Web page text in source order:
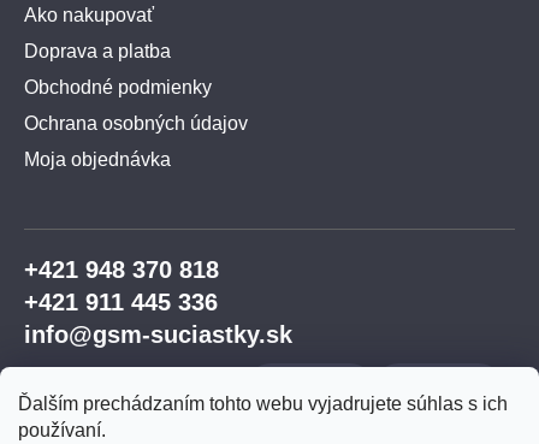
Ďalším prechádzaním tohto webu vyjadrujete súhlas s ich
používaní.
Ako nakupovať
Doprava a platba
Obchodné podmienky
Ochrana osobných údajov
Moja objednávka
+421 948 370 818
+421 911 445 336
info@gsm-suciastky.sk